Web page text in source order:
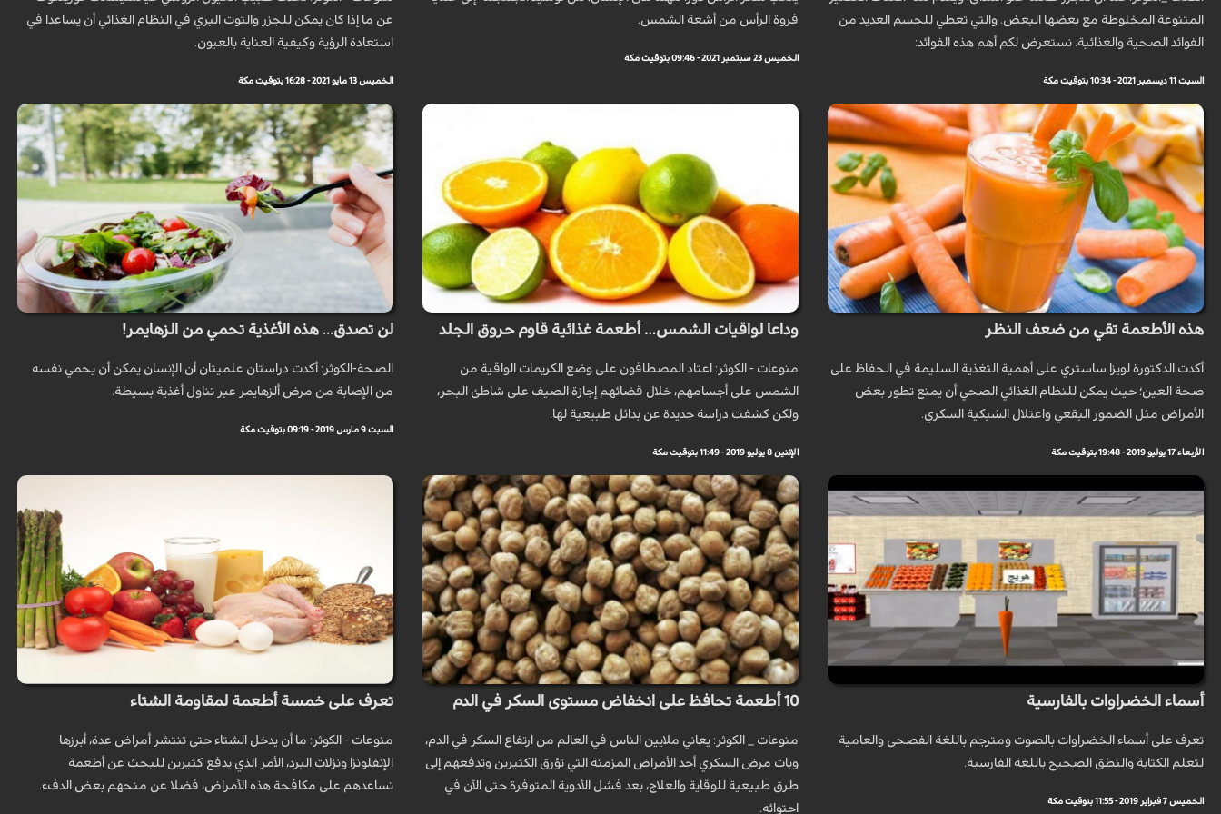
المتنوعة المخلوطة مع بعضها البعض. والتي تعطي للجسم العديد من
الفوائد الصحية والغذائية. نستعرض لكم أهم هذه الفوائد:
السبت 11 ديسمبر 2021 - 10:34 بتوقيت مكة
فروة الرأس من أشعة الشمس.
الخميس 23 سبتمبر 2021 - 09:46 بتوقيت مكة
عن ما إذا كان يمكن للجزر والتوت البري في النظام الغذائي أن يساعدا في
استعادة الرؤية وكيفية العناية بالعيون.
الخميس 13 مايو 2021 - 16:28 بتوقيت مكة
هذه الأطعمة تقي من ضعف النظر
أكدت الدكتورة لويزا ساستري على أهمية التغذية السليمة في الحفاظ على
صحة العين؛ حيث يمكن للنظام الغذائي الصحي أن يمنع تطور بعض
الأمراض مثل الضمور البقعي واعتلال الشبكية السكري.
الأربعاء 17 يوليو 2019 - 19:48 بتوقيت مكة
وداعا لواقيات الشمس… أطعمة غذائية قاوم حروق الجلد
منوعات - الكوثر: اعتاد المصطافون على وضع الكريمات الواقية من
الشمس على أجسامهم، خلال قضائهم إجازة الصيف على شاطئ البحر،
ولكن كشفت دراسة جديدة عن بدائل طبيعية لها.
الإثنين 8 يوليو 2019 - 11:49 بتوقيت مكة
لن تصدق... هذه الأغذية تحمي من الزهايمر!
الصحة-الكوثر: أكدت دراستان علميتان أن الإنسان يمكن أن يحمي نفسه
من الإصابة من مرض ألزهايمر عبر تناول أغذية بسيطة.
السبت 9 مارس 2019 - 09:19 بتوقيت مكة
أسماء الخضراوات بالفارسية
تعرف على أسماء الخضراوات بالصوت ومترجم باللغة الفصحى والعامية
لتعلم الكتابة والنطق الصحيح باللغة الفارسية.
الخميس 7 فبراير 2019 - 11:55 بتوقيت مكة
10 أطعمة تحافظ على انخفاض مستوى السكر في الدم
منوعات _ الكوثر: يعاني ملايين الناس في العالم من ارتفاع السكر في الدم،
وبات مرض السكري أحد الأمراض المزمنة التي تؤرق الكثيرين وتدفعهم إلى
طرق طبيعية للوقاية والعلاج، بعد فشل الأدوية المتوفرة حتى الآن في
احتوائه.
تعرف على خمسة أطعمة لمقاومة الشتاء
منوعات - الكوثر: ما أن يدخل الشتاء حتى تنتشر أمراض عدة، أبرزها
الإنفلونزا ونزلات البرد، الأمر الذي يدفع كثيرين للبحث عن أطعمة
تساعدهم على مكافحة هذه الأمراض، فضلا عن منحهم بعض الدفء.